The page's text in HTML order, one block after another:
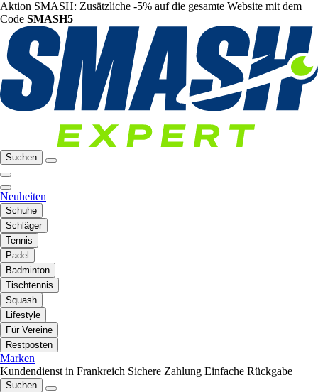
Aktion SMASH: Zusätzliche -5% auf die gesamte Website mit dem
Code SMASH5
Suchen
Neuheiten
Schuhe
Schläger
Tennis
Padel
Badminton
Tischtennis
Squash
Lifestyle
Für Vereine
Restposten
Marken
Kundendienst in Frankreich Sichere Zahlung Einfache Rückgabe
Suchen